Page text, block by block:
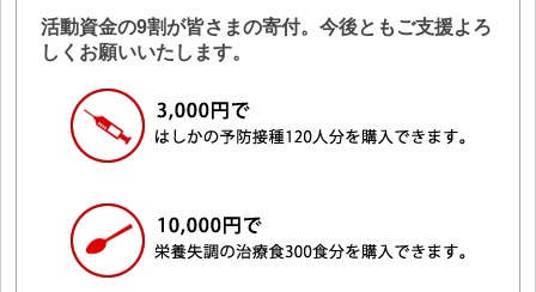
活動資金の9割が皆さまの寄付。今後ともご支援よろ
しくお願いいたします。